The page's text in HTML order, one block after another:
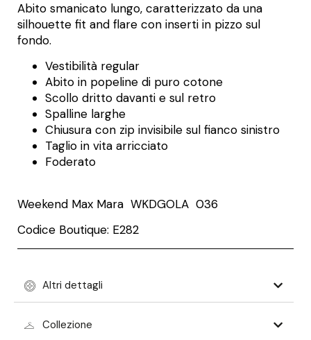
Abito smanicato lungo, caratterizzato da una
silhouette fit and flare con inserti in pizzo sul
fondo.
Vestibilità regular
Abito in popeline di puro cotone
Scollo dritto davanti e sul retro
Spalline larghe
Chiusura con zip invisibile sul fianco sinistro
Taglio in vita arricciato
Foderato
Weekend Max Mara WKDGOLA 036
Codice Boutique: E282
Altri dettagli
Collezione